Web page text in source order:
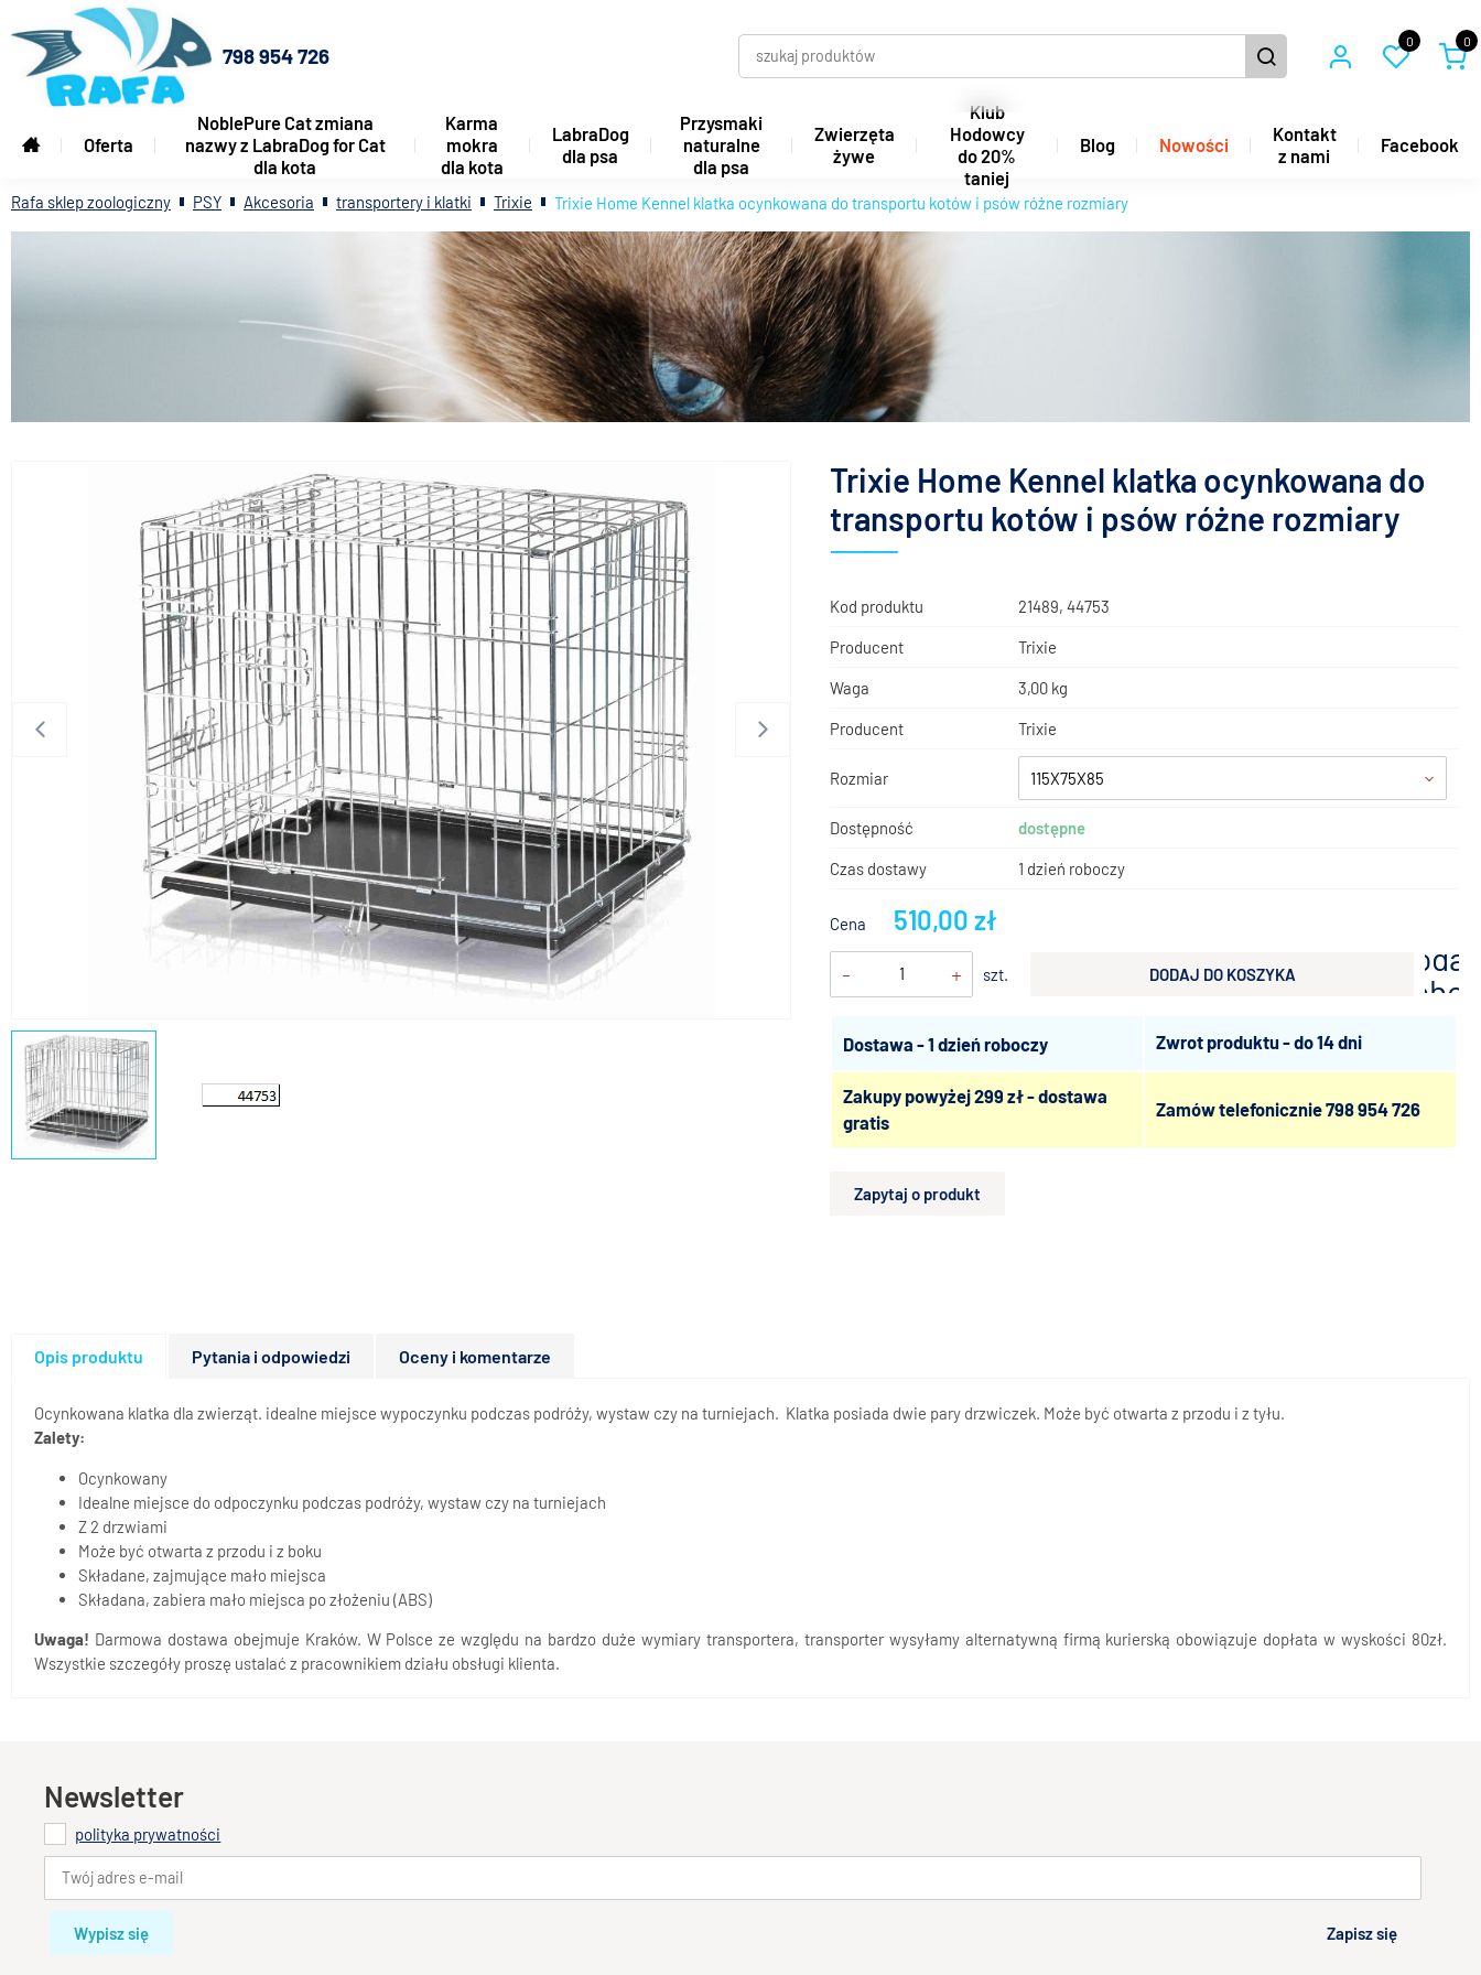
798 954 726
0 0
Oferta
NoblePure Cat zmiana
nazwy z LabraDog for Cat
dla kota
Karma
mokra
dla kota
LabraDog
dla psa
Przysmaki
naturalne
dla psa
Zwierzęta
żywe
Klub
Hodowcy
do 20%
taniej
Blog Nowości
Kontakt
z nami
Facebook
Rafa sklep zoologiczny PSY Akcesoria transportery i klatki Trixie Trixie Home Kennel klatka ocynkowana do transportu kotów i psów różne rozmiary
Trixie Home Kennel klatka ocynkowana do
transportu kotów i psów różne rozmiary
Kod produktu 21489, 44753
Producent Trixie
Waga 3,00 kg
Producent Trixie
Rozmiar 115X75X85
Dostępność dostępne
Czas dostawy 1 dzień roboczy
Cena 510,00 zł
- + szt. DODAJ DO KOSZYKA
Dostawa - 1 dzień roboczy Zwrot produktu - do 14 dni
Zakupy powyżej 299 zł - dostawa
gratis
Zamów telefonicznie798 954 726
Zapytaj o produkt
Opis produktu Pytania i odpowiedzi Oceny i komentarze
Ocynkowana klatka dla zwierząt. idealne miejsce wypoczynku podczas podróży, wystaw czy na turniejach. Klatka posiada dwie pary drzwiczek. Może być otwarta z przodu i z tyłu.
Zalety:
Ocynkowany
Idealne miejsce do odpoczynku podczas podróży, wystaw czy na turniejach
Z 2 drzwiami
Może być otwarta z przodu i z boku
Składane, zajmujące mało miejsca
Składana, zabiera mało miejsca po złożeniu (ABS)
Uwaga! Darmowa dostawa obejmuje Kraków. W Polsce ze względu na bardzo duże wymiary transportera, transporter wysyłamy alternatywną firmą kurierską obowiązuje dopłata w wyskości 80zł.
Wszystkie szczegóły proszę ustalać z pracownikiem działu obsługi klienta.
Newsletter
polityka prywatności
Wypisz się Zapisz się